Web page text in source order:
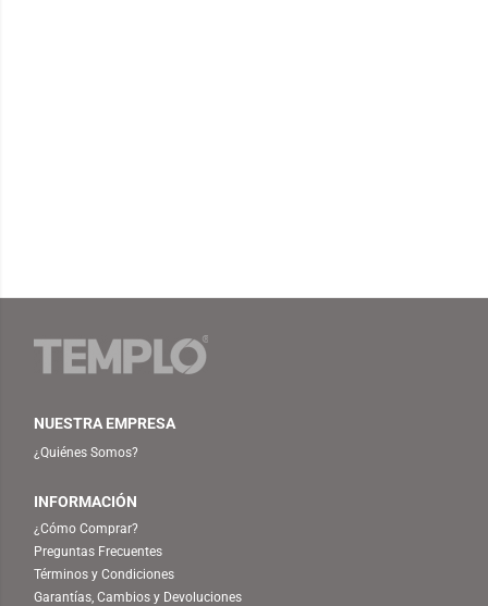
NUESTRA EMPRESA
¿Quiénes Somos?
INFORMACIÓN
¿Cómo Comprar?
Preguntas Frecuentes
Términos y Condiciones
Garantías, Cambios y Devoluciones